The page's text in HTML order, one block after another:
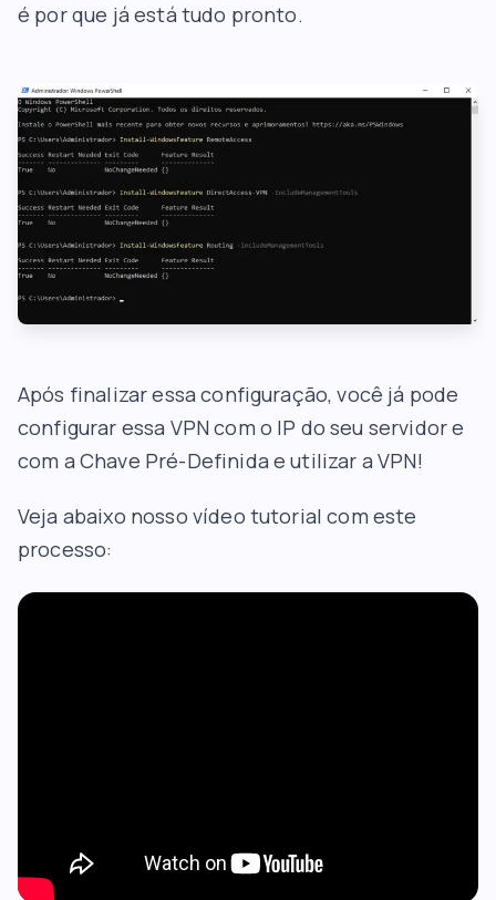
é por que já está tudo pronto.
Após finalizar essa configuração, você já pode
configurar essa VPN com o IP do seu servidor e
com a Chave Pré-Definida e utilizar a VPN!
Veja abaixo nosso vídeo tutorial com este
processo: